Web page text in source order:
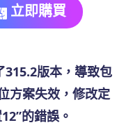
立即購買
版本，導致包
方案失效，修改定
的錯誤。